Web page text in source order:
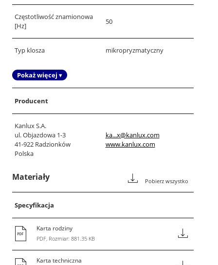
Częstotliwość znamionowa
[Hz]
50
Typ klosza mikropryzmatyczny
Pokaż więcej ▾
Producent
Kanlux S.A.
ul. Objazdowa 1-3
41-922 Radzionków
Polska
ka...x@kanlux.com
www.kanlux.com
Materiały Pobierz wszystko
Specyfikacja
Karta rodziny
PDF, Rozmiar: 881.35 KB
Karta techniczna